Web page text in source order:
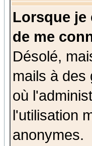
Lorsque je
de me
Désolé,
mails à des
où
l'utilisation
anonymes.